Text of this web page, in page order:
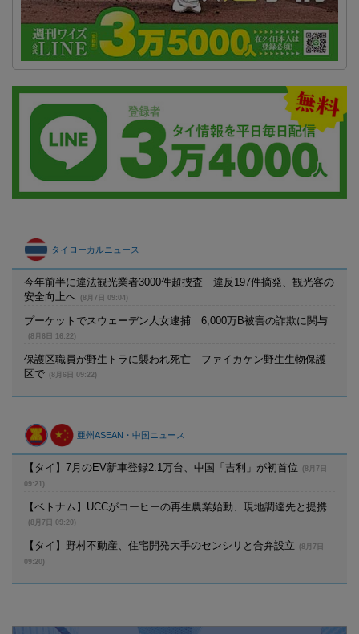
タイローカルニュース
今年前半に違法観光業者3000件超捜査 違反197件摘発、観光客の
安全向上へ
(8月7日 09:04)
プーケットでスウェーデン人女逮捕 6,000万B被害の詐欺に関与
(8月6日 16:22)
保護区職員が野生トラに襲われ死亡 ファイカケン野生生物保護
区で
(8月6日 09:22)
亜州ASEAN・中国ニュース
【タイ】7月のEV新車登録2.1万台、中国「吉利」が初首位
(8月7日
09:21)
【ベトナム】UCCがコーヒーの再生農業始動、現地調達先と提携
(8月7日 09:20)
【タイ】野村不動産、住宅開発大手のセンシリと合弁設立
(8月7日
09:20)